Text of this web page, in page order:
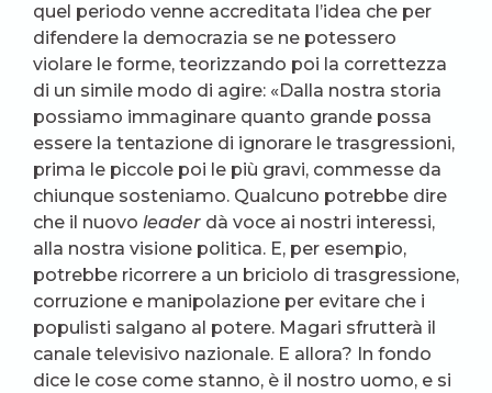
quel periodo venne accreditata l’idea che per
difendere la democrazia se ne potessero
violare le forme, teorizzando poi la correttezza
di un simile modo di agire: «Dalla nostra storia
possiamo immaginare quanto grande possa
essere la tentazione di ignorare le trasgressioni,
prima le piccole poi le più gravi, commesse da
chiunque sosteniamo. Qualcuno potrebbe dire
che il nuovo leader dà voce ai nostri interessi,
alla nostra visione politica. E, per esempio,
potrebbe ricorrere a un briciolo di trasgressione,
corruzione e manipolazione per evitare che i
populisti salgano al potere. Magari sfrutterà il
canale televisivo nazionale. E allora? In fondo
dice le cose come stanno, è il nostro uomo, e si